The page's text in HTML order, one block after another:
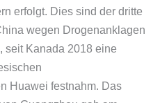
erfolgt. Dies sind der dritte
wegen Drogenanklagen
seit Kanada 2018 eine
Huawei festnahm. Das